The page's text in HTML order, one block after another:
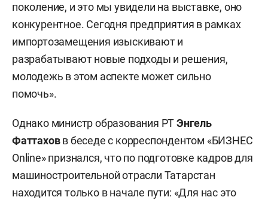
поколение, и это мы увидели на выставке, оно
конкурентное. Сегодня предприятия в рамках
импортозамещения изыскивают и
разрабатывают новые подходы и решения,
молодежь в этом аспекте может сильно
помочь».
Однако министр образования РТЭнгель
Фаттаховв беседе с корреспондентом «БИЗНЕС
Online» признался, что по подготовке кадров для
машиностроительной отрасли Татарстан
находится только в начале пути: «Для нас это